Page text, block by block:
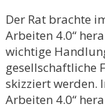
Der Rat brachte
Arbeiten 4.0“
wichtige
gesellschaftliche
skizziert werden.
Arbeiten 4.0“